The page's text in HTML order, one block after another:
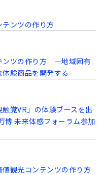
ンツの作り方
ンツの作り方 ―地域固有
験商品を開発する
覚VR」の体験ブースを出
博 未来体感フォーラム参加
観光コンテンツの作り方